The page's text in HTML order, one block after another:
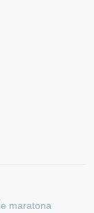
maratona